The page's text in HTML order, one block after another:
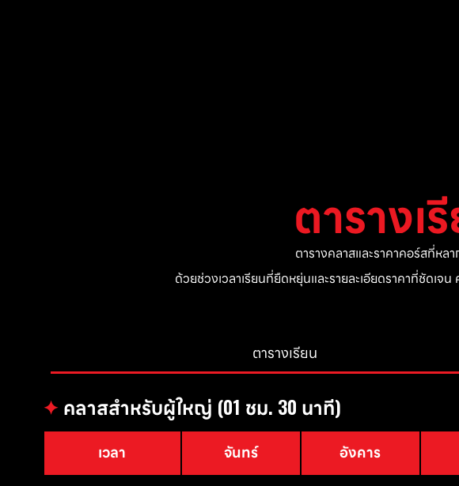
ตารางเ
ตารางคลาสและราคาคอร์สที่หล
ด้วยช่วงเวลาเรียนที่ยืดหยุ่นและรายละเอียดราคาที่ชัดเ
ตารางเรียน
✦คลาสสำหรับผู้ใหญ่ (01 ชม. 30 นาที)
เวลา จันทร์ อังคาร